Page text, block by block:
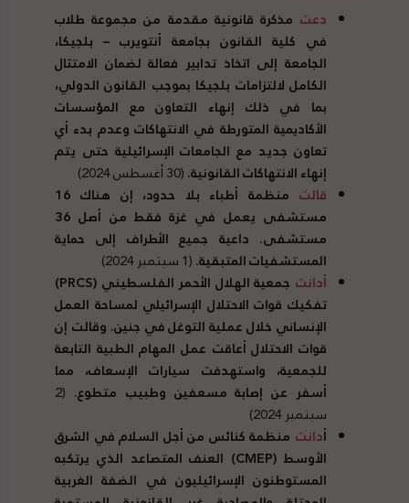
دعت مذكرة قانونية مقدمة من مجموعة طلاب
في كلية القانون بجامعة أنتويرب – بلجيكا،
الجامعة إلى اتخاذ تدابير فعالة لضمان الامتثال
الكامل لالتزامات بلجيكا بموجب القانون الدولي،
بما في ذلك إنهاء التعاون مع المؤسسات
الأكاديمية المتورطة في الانتهاكات وعدم بدء أي
تعاون جديد مع الجامعات الإسرائيلية حتى يتم
إنهاء الانتهاكات القانونية.(30 أغسطس 2024)
قالت
منظمة أطباء بلا حدود، إن هناك 16
مستشفى يعمل في غزة فقط من أصل 36
مستشفى. داعية جميع الأطراف إلى حماية
المستشفيات المتبقية.(1 سبتمبر 2024)
أدانت جمعية الهلال الأحمر الفلسطيني (PRCS
)
تفكيك قوات الاحتلال الإسرائيلي لمساحة العمل
الإنساني خلال عملية التوغل في جنين. وقالت إن
قوات الاحتلال أعاقت عمل المهام الطبية التابعة
للجمعية، واستهدفت سيارات الإسعاف، مما
أسفر عن إصابة مسعفين وطبيب متطوع. (2
سبتمبر 2024)
أدانت منظمة كنائس من أجل السلام في الشرق
الأوسط (CMEP) العنف المتصاعد الذي يرتكبه
المستوطنون الإسرائيليون في الضفة الغربية